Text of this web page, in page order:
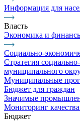
Информация для
Власть
Экономика и
Социально-
Стратегия
муниципального
Муниципальные
Бюджет для граждан
Значимые
Мониторинг
Бюджет